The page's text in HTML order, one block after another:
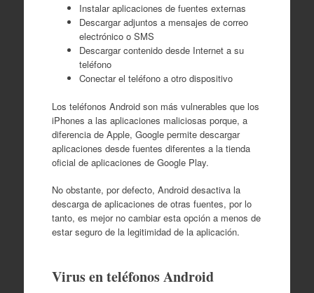
Instalar aplicaciones de fuentes externas
Descargar adjuntos a mensajes de correo
electrónico o SMS
Descargar contenido desde Internet a su
teléfono
Conectar el teléfono a otro dispositivo
Los teléfonos Android son más vulnerables que los
iPhones a las aplicaciones maliciosas porque, a
diferencia de Apple, Google permite descargar
aplicaciones desde fuentes diferentes a la tienda
oficial de aplicaciones de Google Play.
No obstante, por defecto, Android desactiva la
descarga de aplicaciones de otras fuentes, por lo
tanto, es mejor no cambiar esta opción a menos de
estar seguro de la legitimidad de la aplicación.
Virus en teléfonos Android